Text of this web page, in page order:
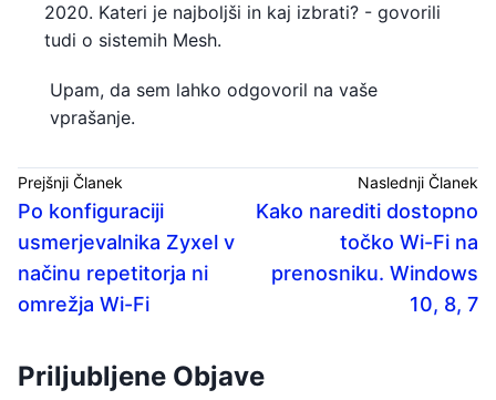
2020. Kateri je najboljši in kaj izbrati? - govorili
tudi o sistemih Mesh.
Upam, da sem lahko odgovoril na vaše
vprašanje.
Prejšnji Članek
Po konfiguraciji
usmerjevalnika Zyxel v
načinu repetitorja ni
omrežja Wi-Fi
Naslednji Članek
Kako narediti dostopno
točko Wi-Fi na
prenosniku. Windows
10, 8, 7
Priljubljene Objave